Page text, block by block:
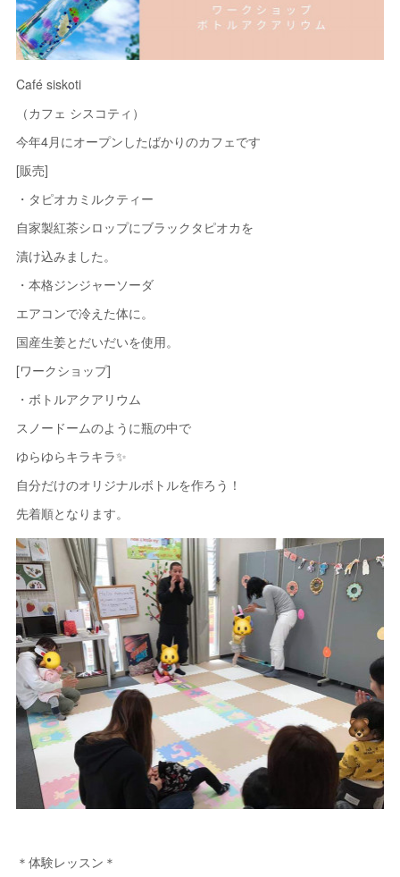
Café siskoti
（カフェ シスコティ）
今年4月にオープンしたばかりのカフェです
[販売]
・タピオカミルクティー
自家製紅茶シロップにブラックタピオカを
漬け込みました。
・本格ジンジャーソーダ
エアコンで冷えた体に。
国産生姜とだいだいを使用。
[ワークショップ]
・ボトルアクアリウム
スノードームのように瓶の中で
ゆらゆらキラキラ✨
自分だけのオリジナルボトルを作ろう！
先着順となります。
＊体験レッスン＊